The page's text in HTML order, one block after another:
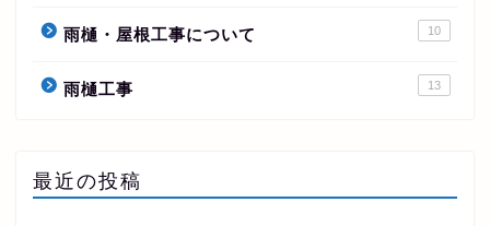
雨樋・屋根工事について 10
雨樋工事 13
最近の投稿